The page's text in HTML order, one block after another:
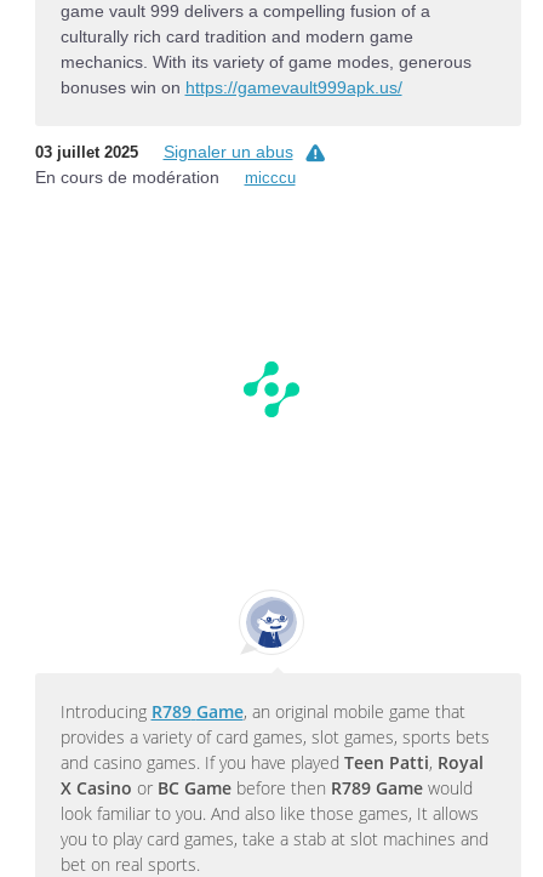
game vault 999 delivers a compelling fusion of a
culturally rich card tradition and modern game
mechanics. With its variety of game modes, generous
bonuses win on https://gamevault999apk.us/
03 juillet 2025
Signaler un abus
En cours de modération
micccu
Introducing R789 Game, an original mobile game that
provides a variety of card games, slot games, sports bets
and casino games. If you have played Teen Patti, Royal
X Casino or BC Gamebefore then R789 Gamewould
look familiar to you. And also like those games, It allows
you to play card games, take a stab at slot machines and
bet on real sports.